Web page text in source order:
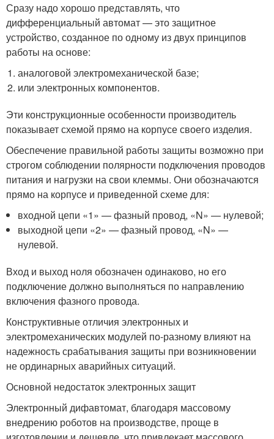
Сразу надо хорошо представлять, что
дифференциальный автомат — это защитное
устройство, созданное по одному из двух принципов
работы на основе:
аналоговой электромеханической базе;
или электронных компонентов.
Эти конструкционные особенности производитель
показывает схемой прямо на корпусе своего изделия.
Обеспечение правильной работы защиты возможно при
строгом соблюдении полярности подключения проводов
питания и нагрузки на свои клеммы. Они обозначаются
прямо на корпусе и приведенной схеме для:
входной цепи «1» — фазный провод, «N» — нулевой;
выходной цепи «2» — фазный провод, «N» —
нулевой.
Вход и выход ноля обозначен одинаково, но его
подключение должно выполняться по направлению
включения фазного провода.
Конструктивные отличия электронных и
электромеханических модулей по-разному влияют на
надежность срабатывания защиты при возникновении
не ординарных аварийных ситуаций.
Основной недостаток электронных защит
Электронный дифавтомат, благодаря массовому
внедрению роботов на производстве, проще в